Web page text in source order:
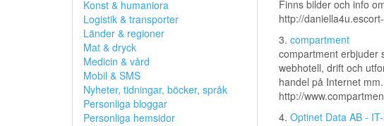
Konst & humaniora
Logistik & transporter
Länder & regioner
Mat & dryck
Medicin & vård
Mobil & SMS
Nyheter, tidningar, böcker, språk
Personliga bloggar
Personliga hemsidor
Finns bilder och info
http://
3. compartment
compartment erbjuder
webhotell, drift och
handel på Internet mm.
http://
4. Optinet Data AB -